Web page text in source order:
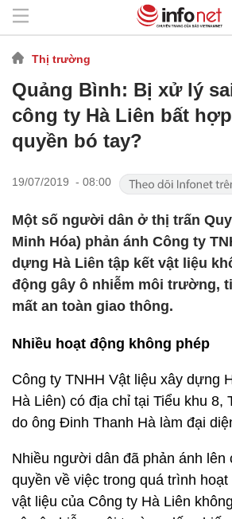
Thị trường
Quảng Bình: Bị xử lý
công ty Hà Liên bất
quyền bó tay?
19/07/2019 - 08:00
Một số người dân ở thị trấn
Minh Hóa) phản ánh Công ty
dựng Hà Liên tập kết vật liệu
động gây ô nhiễm môi trường,
mất an toàn giao thông.
Nhiều hoạt động không phép
Công ty TNHH Vật liệu xây dựng
Hà Liên) có địa chỉ tại Tiểu khu 8,
do ông Đinh Thanh Hà làm đại
Nhiều người dân đã phản ánh lên
quyền về việc trong quá trình
vật liệu của Công ty Hà Liên